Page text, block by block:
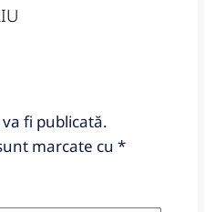
fi publicată.
marcate cu *